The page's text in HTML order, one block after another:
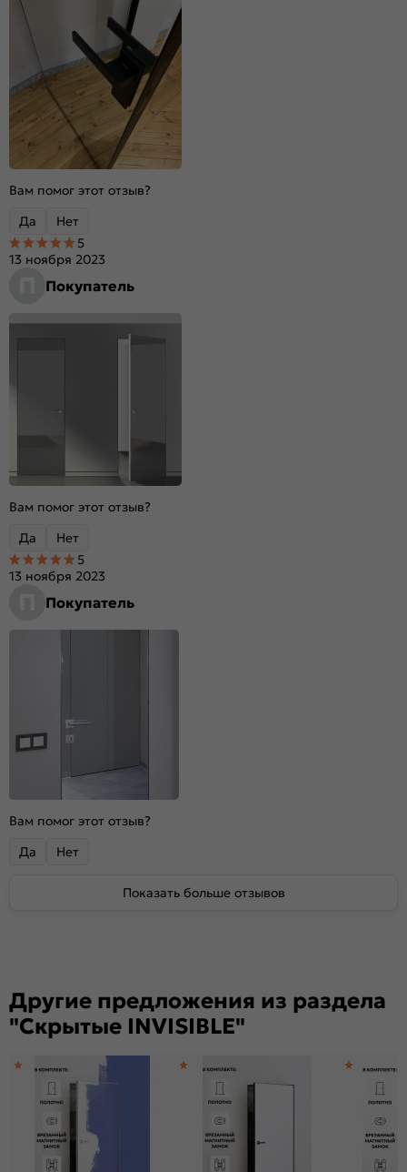
Вам помог этот отзыв?
Да
Нет
Покупатель
13 ноября 2023
5
Вам помог этот отзыв?
Да
Нет
Покупатель
13 ноября 2023
5
Вам помог этот отзыв?
Да
Нет
Показать больше отзывов
Другие предложения из раздела
"Скрытые INVISIBLE"